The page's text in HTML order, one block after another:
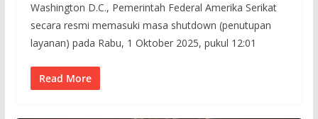
Washington D.C., Pemerintah Federal Amerika Serikat
secara resmi memasuki masa shutdown (penutupan
layanan) pada Rabu, 1 Oktober 2025, pukul 12:01
Read More